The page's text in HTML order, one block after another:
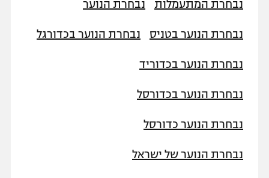
נבחרת המתעמלות נבחרת הנוער
נבחרת הנוער בטניס נבחרת הנוער בכדורגל
נבחרת הנוער בכדוריד
נבחרת הנוער בכדורסל
נבחרת הנוער כדורסל
נבחרת הנוער של ישראל